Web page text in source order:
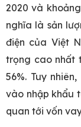
2020 và
nghĩa là sản
điện của Việt
trọng cao nhất
56%. Tuy
vào nhập khẩu
quan tới vốn